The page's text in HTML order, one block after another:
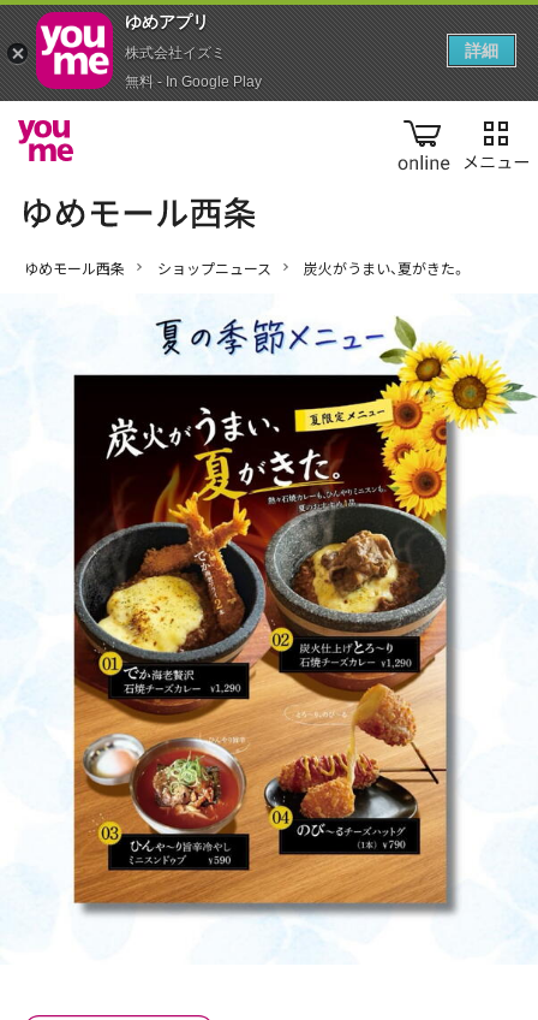
online
ゆめモール西条 ショップニュース 炭火がうまい、夏がきた。
ゆめアプ‪リ‬
株式会社イズミ
無料 - In Google Play
詳細